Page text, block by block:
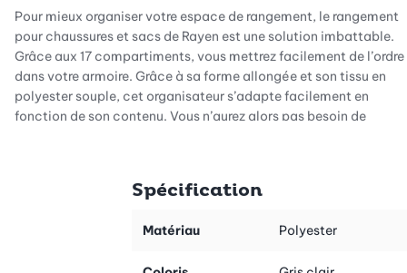
Pour mieux organiser votre espace de rangement, le rangement
pour chaussures et sacs de Rayen est une solution imbattable.
Grâce aux 17 compartiments, vous mettrez facilement de l’ordre
dans votre armoire. Grâce à sa forme allongée et son tissu en
polyester souple, cet organisateur s’adapte facilement en
fonction de son contenu. Vous n’aurez alors pas besoin de
formant ainsi un motif zigzag. Cela permet de mieux exploiter
vous n’aurez plus besoin de chercher la bonne paire de souliers -
Spécification
Matériau Polyester